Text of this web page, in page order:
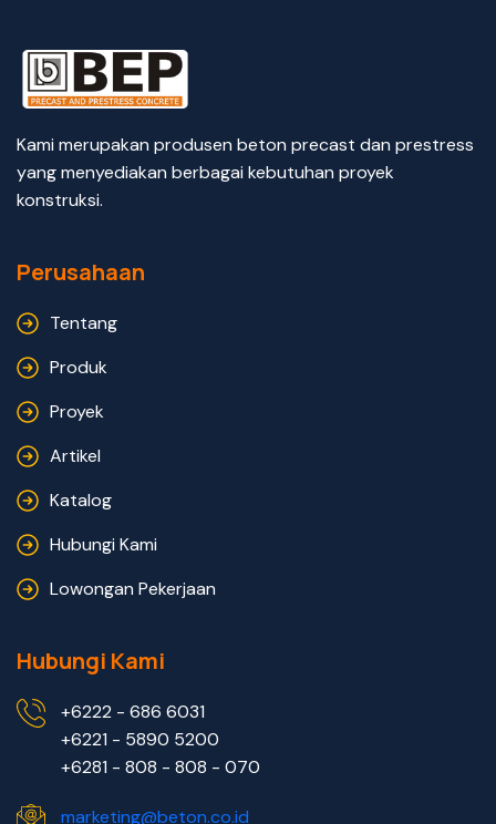
Kami merupakan produsen beton precast dan prestress
yang menyediakan berbagai kebutuhan proyek
konstruksi.
Perusahaan
Tentang
Produk
Proyek
Artikel
Katalog
Hubungi Kami
Lowongan Pekerjaan
Hubungi Kami
+6222 - 686 6031
+6221 - 5890 5200
+6281 - 808 - 808 - 070
marketing@beton.co.id